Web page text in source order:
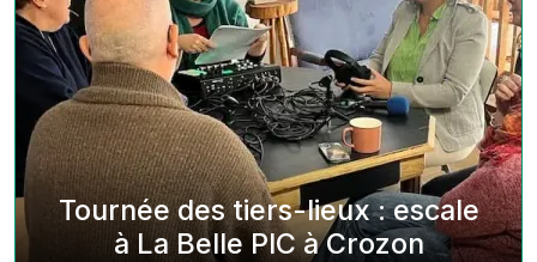
Tournée des tiers-lieux : escale
à La Belle PIC à Crozon